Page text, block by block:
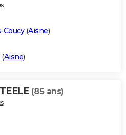
Coucy(Aisne)
(Aisne)
(85 ans)